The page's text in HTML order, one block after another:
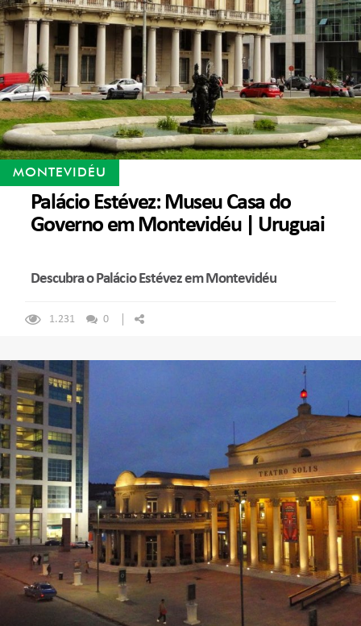
MONTEVIDÉU
Palácio Estévez: Museu Casa do
Governo em Montevidéu | Uruguai
Descubra o Palácio Estévez em Montevidéu
1.231 0